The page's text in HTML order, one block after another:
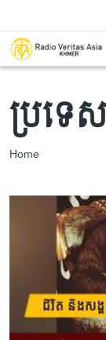
ប្រទេ
Home